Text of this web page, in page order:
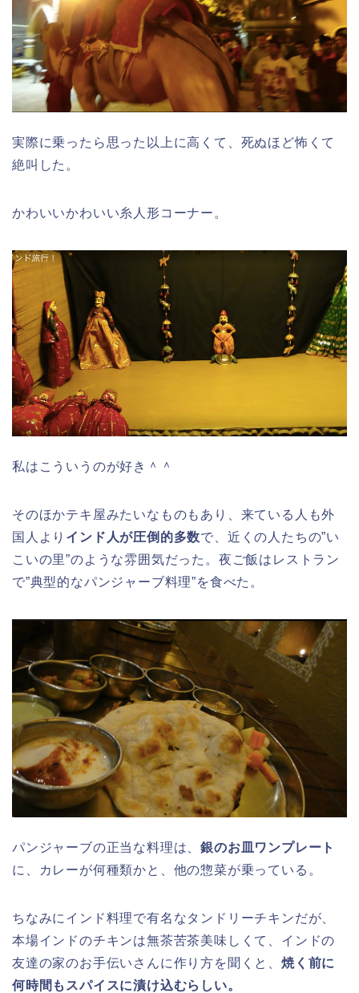
実際に乗ったら思った以上に高くて、死ぬほど怖くて
絶叫した。
かわいいかわいい糸人形コーナー。
私はこういうのが好き＾＾
そのほかテキ屋みたいなものもあり、来ている人も外
国人より インド人が圧倒的多数で、近くの人たちの”い
こいの里”のような雰囲気だった。夜ご飯はレストラン
で”典型的なパンジャーブ料理”を食べた。
パンジャーブの正当な料理は、銀のお皿ワンプレート
に、カレーが何種類かと、他の惣菜が乗っている。
ちなみにインド料理で有名なタンドリーチキンだが、
本場インドのチキンは無茶苦茶美味しくて、インドの
友達の家のお手伝いさんに作り方を聞くと、 焼く前に
何時間もスパイスに漬け込むらしい。